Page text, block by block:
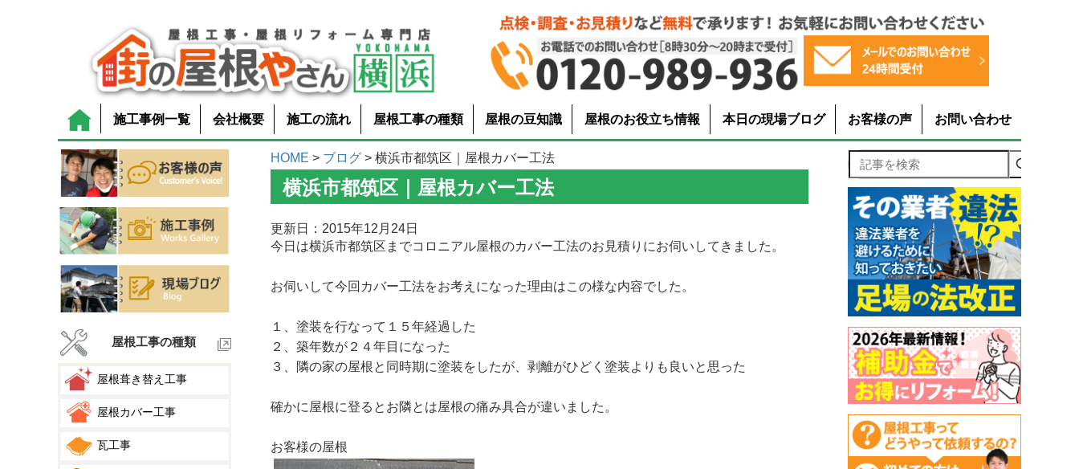
施工事例一覧 会社概要 施工の流れ 屋根工事の種類 屋根の豆知識 屋根のお役立ち情報 本日の現場ブログ お客様の声 お問い合わせ
屋根工事の種類
屋根葺き替え工事
屋根カバー工事
瓦工事
HOME > ブログ > 横浜市都筑区｜屋根カバー工法
横浜市都筑区｜屋根カバー工法
更新日：2015年12月24日
今日は横浜市都筑区までコロニアル屋根のカバー工法のお見積りにお伺いしてきました。
お伺いして今回カバー工法をお考えになった理由はこの様な内容でした。
１、塗装を行なって１５年経過した
２、築年数が２４年目になった
３、隣の家の屋根と同時期に塗装をしたが、剥離がひどく塗装よりも良いと思った
確かに屋根に登るとお隣とは屋根の痛み具合が違いました。
お客様の屋根
記事を検索